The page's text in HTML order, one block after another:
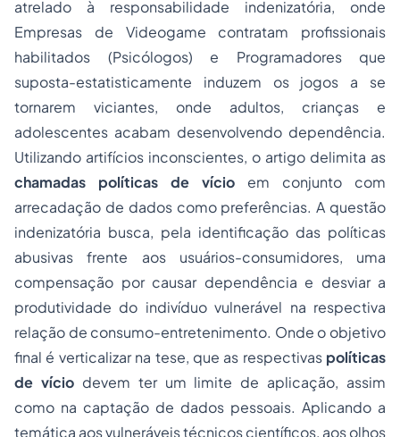
atrelado à responsabilidade indenizatória, onde
Empresas de Videogame contratam profissionais
habilitados (Psicólogos) e Programadores que
suposta-estatisticamente induzem os jogos a se
tornarem viciantes, onde adultos, crianças e
adolescentes acabam desenvolvendo dependência.
Utilizando artifícios inconscientes, o artigo delimita as
chamadas políticas de vício em conjunto com
arrecadação de dados como preferências. A questão
indenizatória busca, pela identificação das políticas
abusivas frente aos usuários-consumidores, uma
compensação por causar dependência e desviar a
produtividade do indivíduo vulnerável na respectiva
relação de consumo-entretenimento. Onde o objetivo
final é verticalizar na tese, que as respectivas políticas
de víciodevem ter um limite de aplicação, assim
como na captação de dados pessoais. Aplicando a
temática aos vulneráveis técnicos científicos, aos olhos